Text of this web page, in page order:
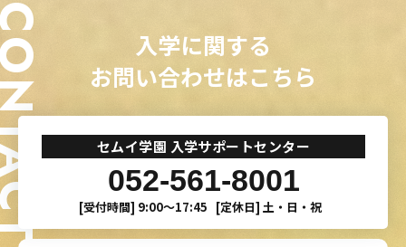
入学に関する
お問い合わせはこちら
セムイ学園 入学サポートセンター
052-561-8001
[受付時間] 9:00〜17:45 [定休日] 土・日・祝